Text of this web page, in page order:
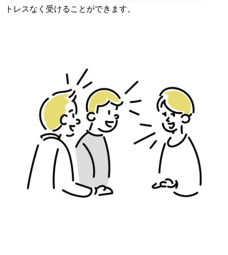
トレスなく受けることができます。